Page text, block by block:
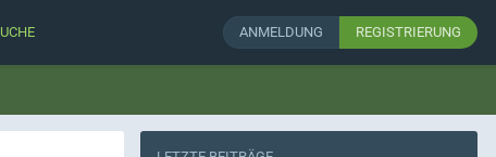
ANMELDUNG REGISTRIERUNG